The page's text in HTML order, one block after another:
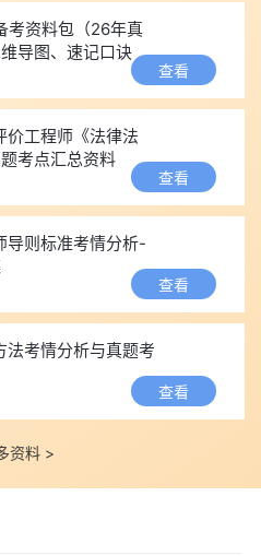
考资料包（26年真
导图、速记口诀
查看
工程师《法律法
考点汇总资料
查看
导则标准考情分析-
查看
考情分析与真题考
查看
资料 >